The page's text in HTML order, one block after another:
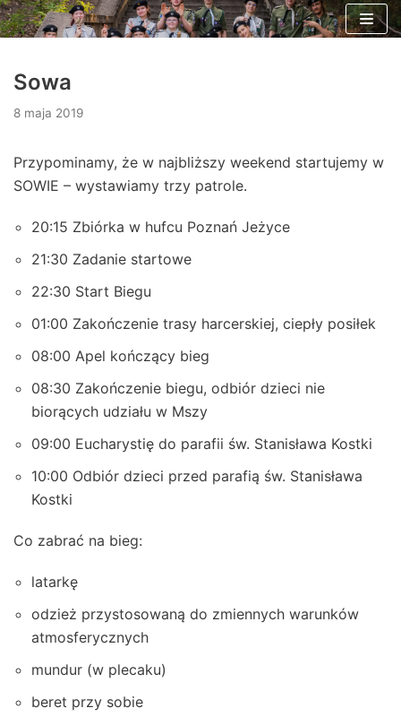
do
treści
Sowa
8 maja 2019
Przypominamy, że w najbliższy weekend startujemy w
SOWIE – wystawiamy trzy patrole.
20:15 Zbiórka w hufcu Poznań Jeżyce
21:30 Zadanie startowe
22:30 Start Biegu
01:00 Zakończenie trasy harcerskiej, ciepły posiłek
08:00 Apel kończący bieg
08:30 Zakończenie biegu, odbiór dzieci nie
biorących udziału w Mszy
09:00 Eucharystię do parafii św. Stanisława Kostki
10:00 Odbiór dzieci przed parafią św. Stanisława
Kostki
Co zabrać na bieg:
latarkę
odzież przystosowaną do zmiennych warunków
atmosferycznych
mundur (w plecaku)
beret przy sobie